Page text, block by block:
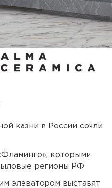
казни в России сочли
которыми
регионы РФ
элеватором выставят